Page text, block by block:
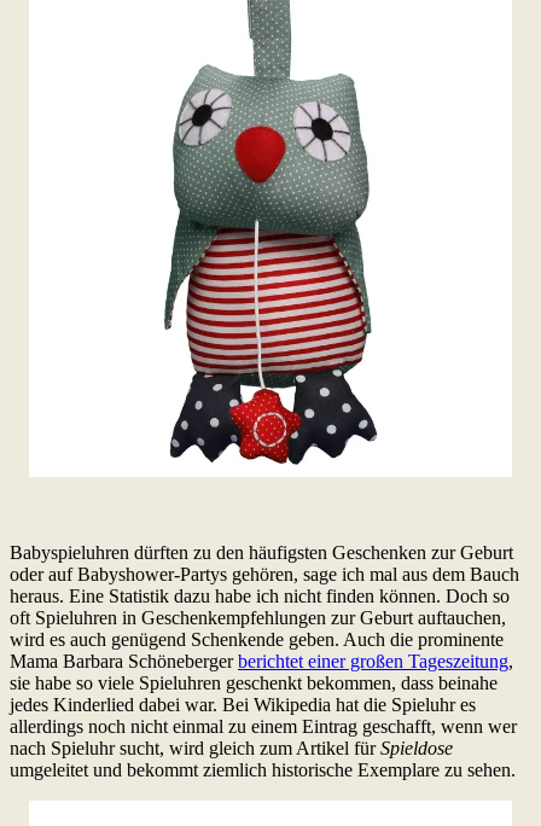
Babyspieluhren dürften zu den häufigsten Geschenken zur Geburt
oder auf Babyshower-Partys gehören, sage ich mal aus dem Bauch
heraus. Eine Statistik dazu habe ich nicht finden können. Doch so
oft Spieluhren in Geschenkempfehlungen zur Geburt auftauchen,
wird es auch genügend Schenkende geben. Auch die prominente
Mama Barbara Schönebergerberichtet einer großen Tageszeitung,
sie habe so viele Spieluhren geschenkt bekommen, dass beinahe
jedes Kinderlied dabei war. Bei Wikipedia hat die Spieluhr es
allerdings noch nicht einmal zu einem Eintrag geschafft, wenn wer
nach Spieluhr sucht, wird gleich zum Artikel fürSpieldose
umgeleitet und bekommt ziemlich historische Exemplare zu sehen.